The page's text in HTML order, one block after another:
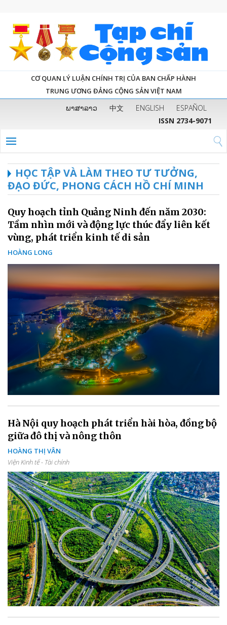
CƠ QUAN LÝ LUẬN CHÍNH TRỊ CỦA BAN CHẤP HÀNH
TRUNG ƯƠNG ĐẢNG CỘNG SẢN VIỆT NAM
ພາສາລາວ 中文 ENGLISH
ESPAÑOL
ISSN 2734-9071
HỌC TẬP VÀ LÀM THEO TƯ TƯỞNG,
ĐẠO ĐỨC, PHONG CÁCH HỒ CHÍ MINH
Quy hoạch tỉnh Quảng Ninh đến năm 2030:
Tầm nhìn mới và động lực thúc đẩy liên kết
vùng, phát triển kinh tế di sản
HOÀNG LONG
Hà Nội quy hoạch phát triển hài hòa, đồng bộ
giữa đô thị và nông thôn
HOÀNG THỊ VÂN
Viện Kinh tế - Tài chính